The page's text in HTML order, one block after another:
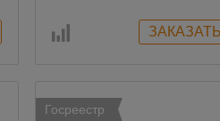
Госреестр